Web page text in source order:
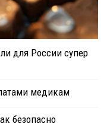
для России супер
медикам
безопасно